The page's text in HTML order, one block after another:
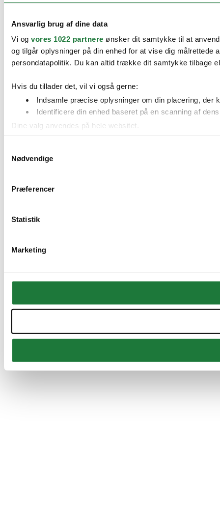
Ansvarlig brug af dine data
Vi og vores 1022 partnere ønsker dit samtykke til at
og tilgår oplysninger på din enhed for at vise dig
persondatapolitik. Du kan altid trække dit samtykke tilbage
Hvis du tillader det, vil vi også gerne:
Indsamle præcise oplysninger om din placering, der
Identificere din enhed baseret på en scanning af
Dine valg anvendes på hele websitet.
Nødvendige
Præferencer
Statistik
Marketing